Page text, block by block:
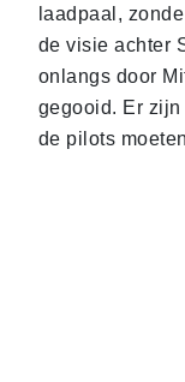
laadpaal,
de visie achter
onlangs door
gegooid. Er
de pilots